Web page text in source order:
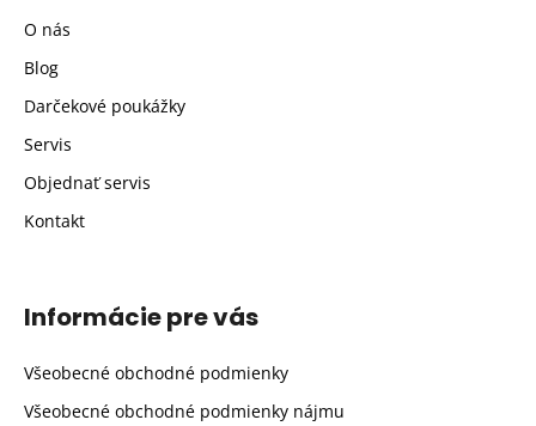
O nás
Blog
Darčekové poukážky
Servis
Objednať servis
Kontakt
Informácie pre vás
Všeobecné obchodné podmienky
Všeobecné obchodné podmienky nájmu